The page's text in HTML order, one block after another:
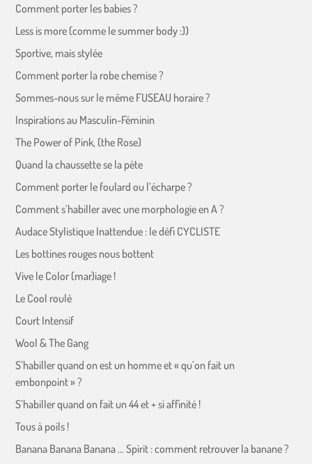
Comment porter les babies ?
Less is more (comme le summer body :))
Sportive, mais stylée
Comment porter la robe chemise ?
Sommes-nous sur le même FUSEAU horaire ?
Inspirations au Masculin-Féminin
The Power of Pink, (the Rose)
Quand la chaussette se la pète
Comment porter le foulard ou l’écharpe ?
Comment s’habiller avec une morphologie en A ?
Audace Stylistique Inattendue : le défi CYCLISTE
Les bottines rouges nous bottent
Vive le Color (mar)iage !
Le Cool roulé
Court Intensif
Wool & The Gang
S’habiller quand on est un homme et « qu’on fait un
embonpoint » ?
S’habiller quand on fait un 44 et + si affinité !
Tous à poils !
Banana Banana Banana … Spirit : comment retrouver la banane ?